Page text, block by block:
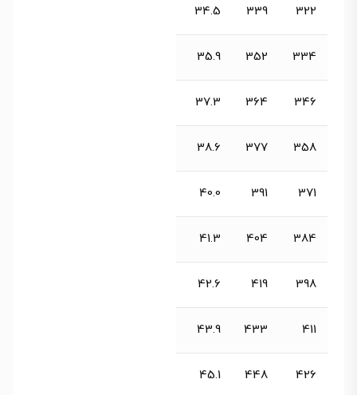
322
339
34.5
334
352
35.9
346
364
37.3
358
377
38.6
371
391
40.0
384
404
41.3
398
419
42.6
411
433
43.9
426
448
45.1